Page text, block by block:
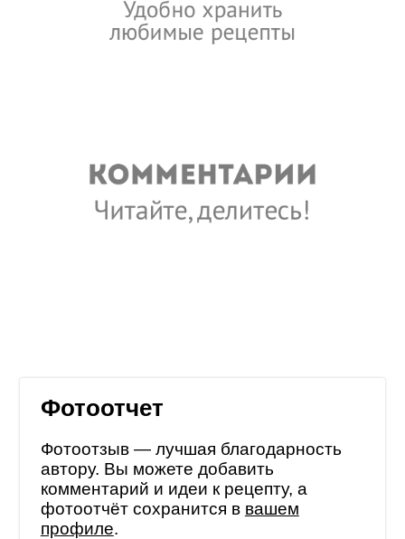
Фотоотчет
Фотоотзыв — лучшая благодарность
автору. Вы можете добавить
комментарий и идеи к рецепту, а
фотоотчёт сохранится в вашем
профиле.